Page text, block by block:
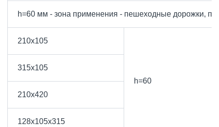
h=60 мм - зона применения - пешеходные дорожки,
210х105
h=60
315х105
210х420
128х105х315